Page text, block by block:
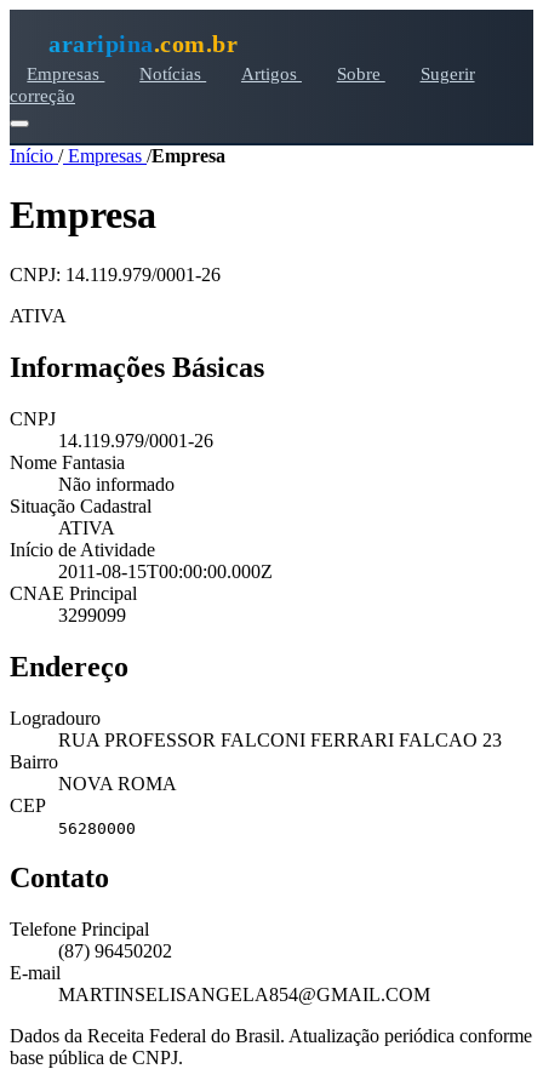
araripina.com.br
Empresas Notícias Artigos Sobre
Sugerir
correção
Início /Empresas /Empresa
Empresa
CNPJ: 14.119.979/0001-26
ATIVA
Informações Básicas
CNPJ
14.119.979/0001-26
Nome Fantasia
Não informado
Situação Cadastral
ATIVA
Início de Atividade
2011-08-15T00:00:00.000Z
CNAE Principal
3299099
Endereço
Logradouro
RUA PROFESSOR FALCONI FERRARI FALCAO 23
Bairro
NOVA ROMA
CEP
56280000
Contato
Telefone Principal
(87) 96450202
E-mail
MARTINSELISANGELA854@GMAIL.COM
Dados da Receita Federal do Brasil. Atualização periódica conforme
base pública de CNPJ.